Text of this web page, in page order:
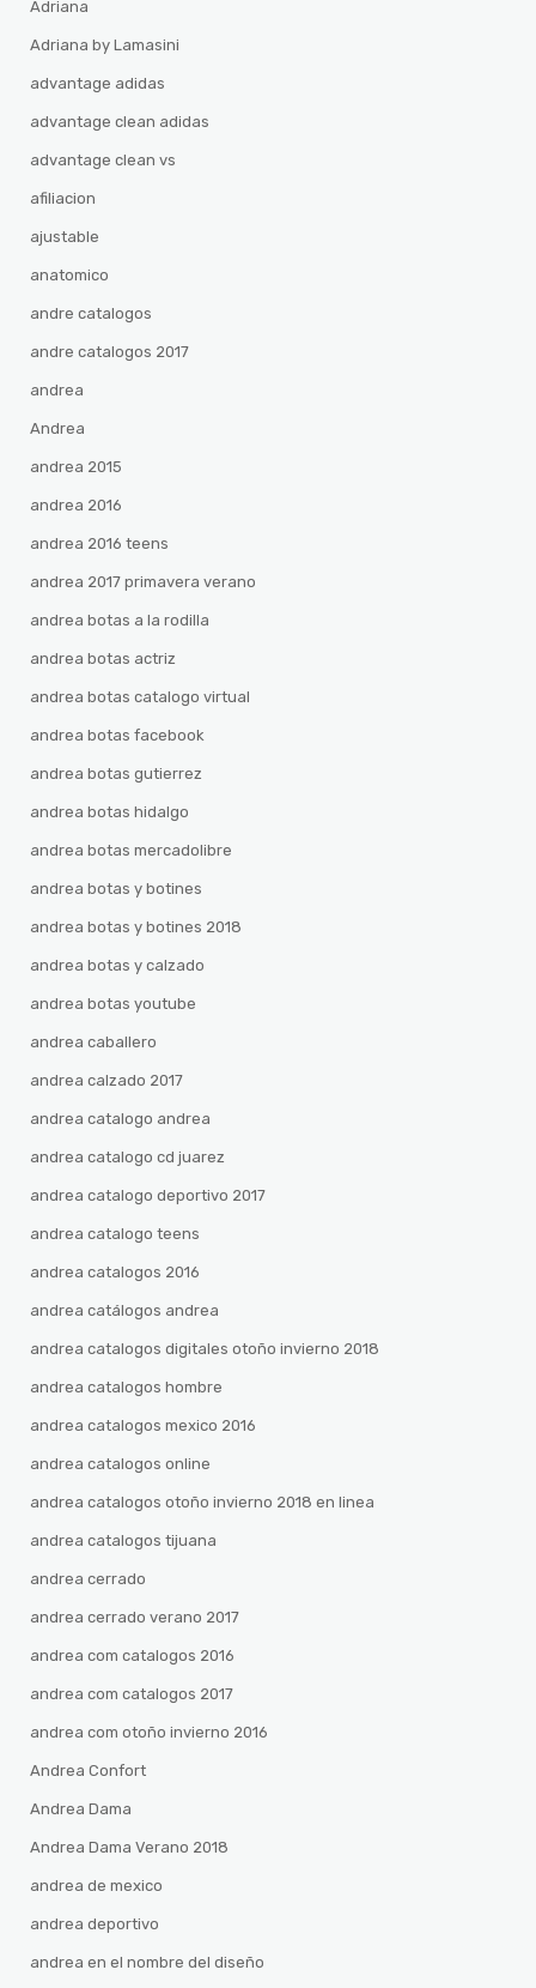
Adriana
Adriana by Lamasini
advantage adidas
advantage clean adidas
advantage clean vs
afiliacion
ajustable
anatomico
andre catalogos
andre catalogos 2017
andrea
Andrea
andrea 2015
andrea 2016
andrea 2016 teens
andrea 2017 primavera verano
andrea botas a la rodilla
andrea botas actriz
andrea botas catalogo virtual
andrea botas facebook
andrea botas gutierrez
andrea botas hidalgo
andrea botas mercadolibre
andrea botas y botines
andrea botas y botines 2018
andrea botas y calzado
andrea botas youtube
andrea caballero
andrea calzado 2017
andrea catalogo andrea
andrea catalogo cd juarez
andrea catalogo deportivo 2017
andrea catalogo teens
andrea catalogos 2016
andrea catálogos andrea
andrea catalogos digitales otoño invierno 2018
andrea catalogos hombre
andrea catalogos mexico 2016
andrea catalogos online
andrea catalogos otoño invierno 2018 en linea
andrea catalogos tijuana
andrea cerrado
andrea cerrado verano 2017
andrea com catalogos 2016
andrea com catalogos 2017
andrea com otoño invierno 2016
Andrea Confort
Andrea Dama
Andrea Dama Verano 2018
andrea de mexico
andrea deportivo
andrea en el nombre del diseño